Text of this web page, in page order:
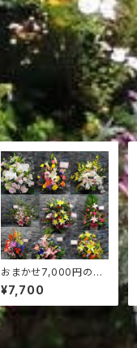
おまかせ7,000円のア
レンジ花
¥7,700